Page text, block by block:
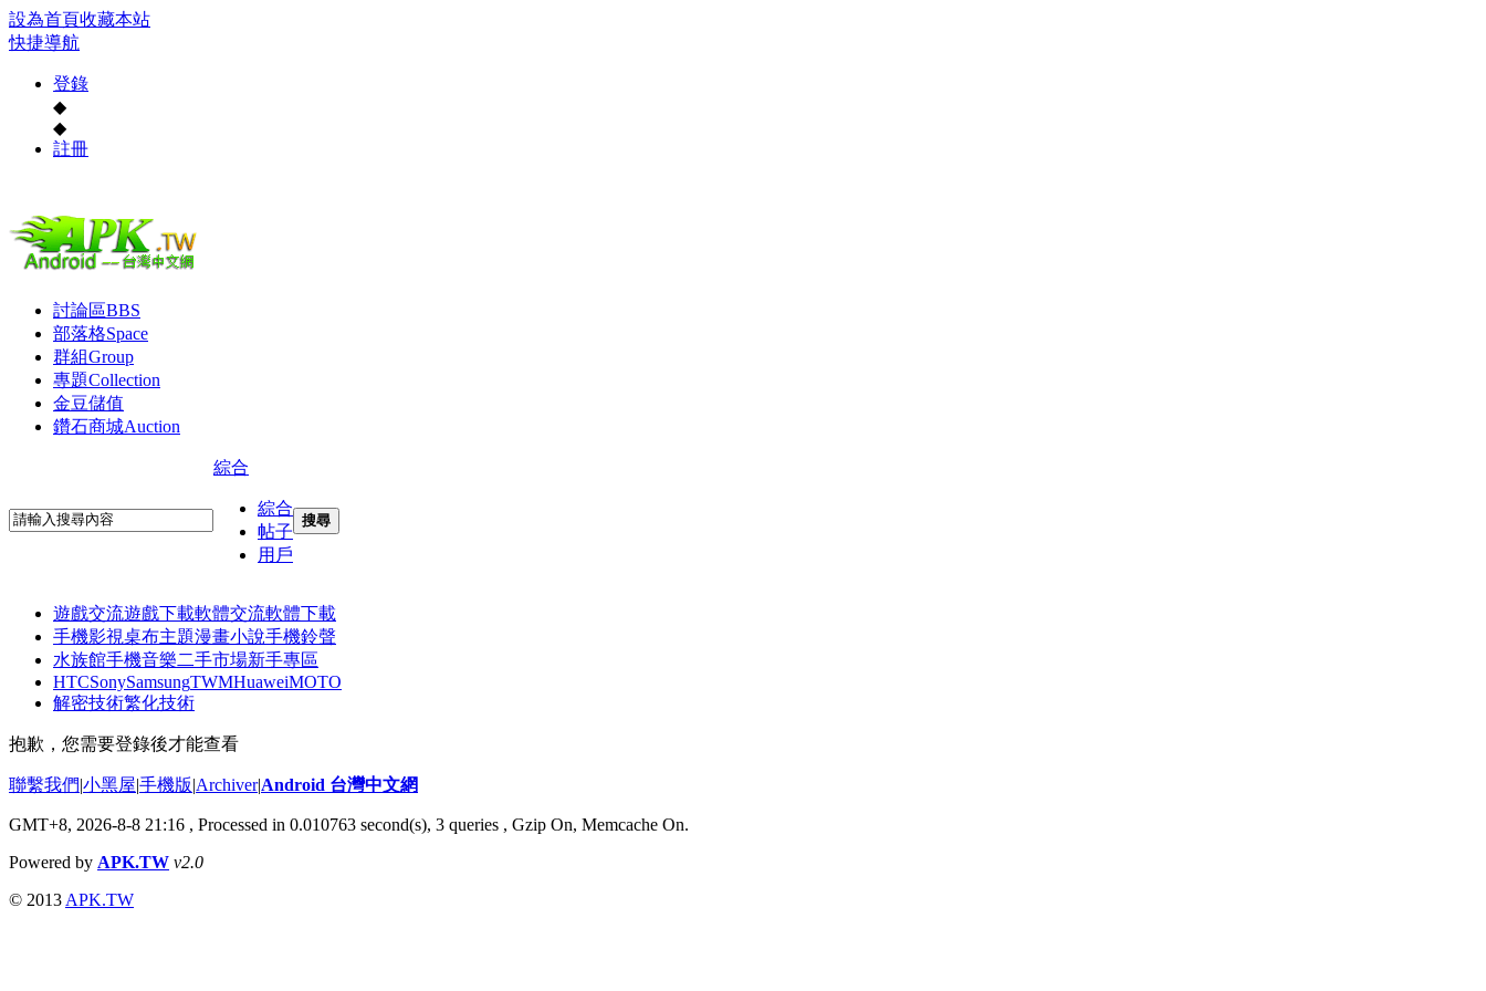
設為首頁收藏本站
快捷導航
登錄
◆
◆
註冊
討論區BBS
部落格Space
群組Group
專題Collection
金豆儲值
鑽石商城Auction
綜合
綜合
帖子
用戶
搜尋
遊戲交流遊戲下載軟體交流軟體下載
手機影視桌布主題漫畫小說手機鈴聲
水族館手機音樂二手市場新手專區
HTCSonySamsungTWMHuaweiMOTO
解密技術繁化技術
抱歉，您需要登錄後才能查看
聯繫我們|小黑屋|手機版|Archiver|Android 台灣中文網
GMT+8, 2026-8-8 21:16 , Processed in 0.010763 second(s), 3 queries , Gzip On, Memcache On.
Powered by APK.TW v2.0
© 2013 APK.TW